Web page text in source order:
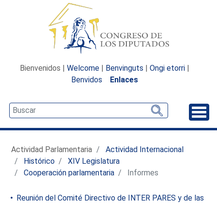
Bienvenidos | Welcome | Benvinguts | Ongi etorri |
Benvidos
Enlaces
Actividad Parlamentaria
Actividad Internacional
Histórico
XIV Legislatura
Cooperación parlamentaria
Informes
Reunión del Comité Directivo de INTER PARES y de las